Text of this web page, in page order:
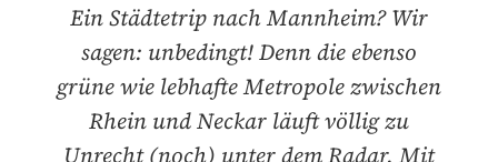
Ein Städtetrip nach Mannheim? Wir
sagen: unbedingt! Denn die ebenso
grüne wie lebhafte Metropole zwischen
Rhein und Neckar läuft völlig zu
Unrecht (noch) unter dem Radar. Mit